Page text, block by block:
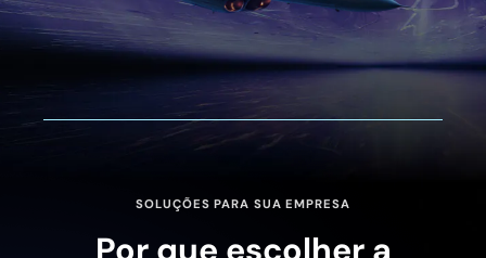
SOLUÇÕES PARA SUA EMPRESA